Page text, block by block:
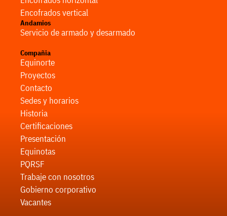
Encofrados vertical
Andamios
Servicio de armado y desarmado
Compañia
Equinorte
Proyectos
Contacto
Sedes y horarios
Historia
Certificaciones
Presentación
Equinotas
PQRSF
Trabaje con nosotros
Gobierno corporativo
Vacantes